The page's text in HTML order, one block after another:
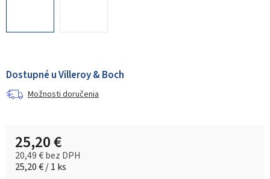
Dostupné u Villeroy & Boch
Možnosti doručenia
25,20 €
20,49 € bez DPH
Jednotková cena:
25,20 € / 1 ks